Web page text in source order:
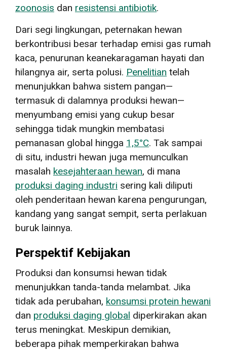
zoonosis dan resistensi antibiotik.
Dari segi lingkungan, peternakan hewan
berkontribusi besar terhadap emisi gas rumah
kaca, penurunan keanekaragaman hayati dan
hilangnya air, serta polusi. Penelitian telah
menunjukkan bahwa sistem pangan—
termasuk di dalamnya produksi hewan—
menyumbang emisi yang cukup besar
sehingga tidak mungkin membatasi
pemanasan global hingga 1,5°C. Tak sampai
di situ, industri hewan juga memunculkan
masalah kesejahteraan hewan, di mana
produksi daging industri sering kali diliputi
oleh penderitaan hewan karena pengurungan,
kandang yang sangat sempit, serta perlakuan
buruk lainnya.
Perspektif Kebijakan
Produksi dan konsumsi hewan tidak
menunjukkan tanda-tanda melambat. Jika
tidak ada perubahan, konsumsi protein hewani
dan produksi daging global diperkirakan akan
terus meningkat. Meskipun demikian,
beberapa pihak memperkirakan bahwa